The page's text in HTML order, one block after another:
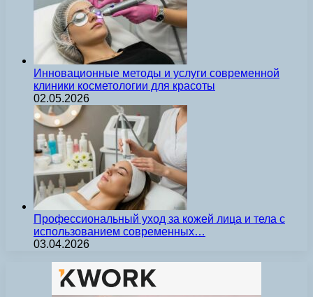
Инновационные методы и услуги современной
клиники косметологии для красоты
02.05.2026
Профессиональный уход за кожей лица и тела с
использованием современных…
03.04.2026